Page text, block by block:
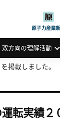
INDUSTRIAL
原子力産業
双方向の理解活動
掲載しました。
転実績２